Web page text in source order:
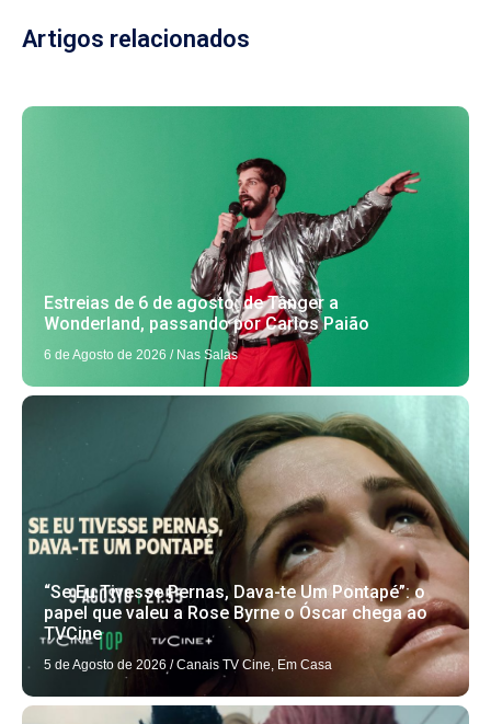
Artigos relacionados
Estreias de 6 de agosto: de Tânger a
Wonderland, passando por Carlos Paião
6 de Agosto de 2026 / Nas Salas
“Se Eu Tivesse Pernas, Dava-te Um Pontapé”: o
papel que valeu a Rose Byrne o Óscar chega ao
TVCine
5 de Agosto de 2026 / Canais TV Cine Em Casa